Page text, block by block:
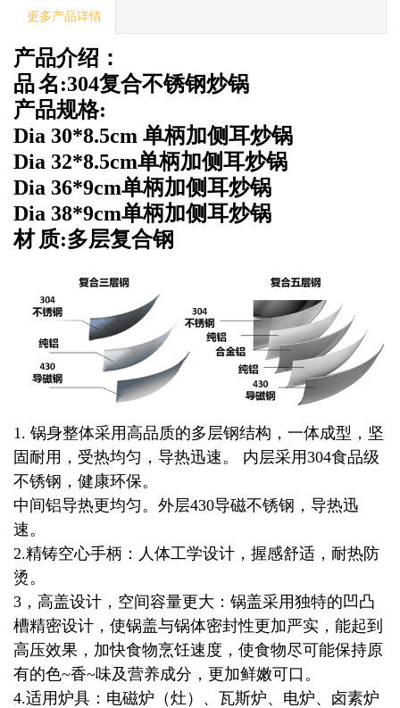
更多产品详情
产品介绍：
品名:304复合不锈钢炒锅
产品规格:
Dia 30*8.5cm 单柄加侧耳炒锅
Dia 32*8.5cm单柄加侧耳炒锅
Dia 36*9cm单柄加侧耳炒锅
Dia 38*9cm单柄加侧耳炒锅
材 质:多层复合钢
1. 锅身整体采用高品质的多层钢结构，一体成型，坚
固耐用，受热均匀，导热迅速。 内层采用304食品级
不锈钢，健康环保。
中间铝导热更均匀。外层430导磁不锈钢，导热迅
速。
2.精铸空心手柄：人体工学设计，握感舒适，耐热防
烫。
3，高盖设计，空间容量更大：锅盖采用独特的凹凸
槽精密设计，使锅盖与锅体密封性更加严实，能起到
高压效果，加快食物烹饪速度，使食物尽可能保持原
有的色~香~味及营养成分，更加鲜嫩可口。
4.适用炉具：电磁炉（灶）、瓦斯炉、电炉、卤素炉